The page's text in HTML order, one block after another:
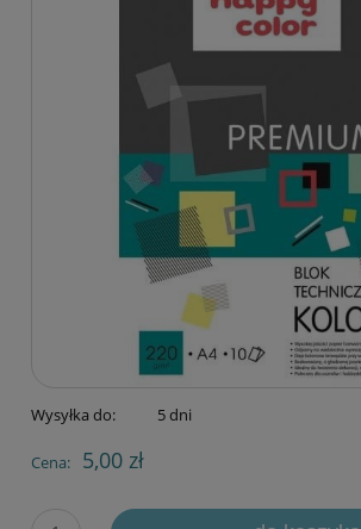
Wysyłka do: 5 dni
Cena: 5,00 zł